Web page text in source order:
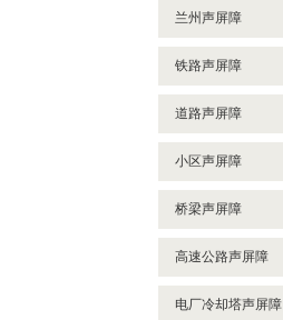
兰州声屏障
铁路声屏障
道路声屏障
小区声屏障
桥梁声屏障
高速公路声屏障
电厂冷却塔声屏障